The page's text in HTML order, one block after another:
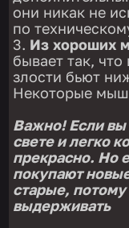
они никак не
по
Из хороших
бывает так,
злости бьют
Некоторые
Важно! Если вы
свете и легко
прекрасно. Но
покупают
старые,
выдерживать